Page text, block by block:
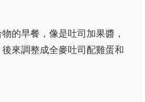
的早餐，像是吐司加果醬，
來調整成全麥吐司配雞蛋和